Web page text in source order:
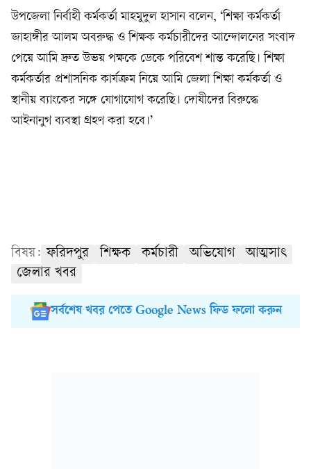
উপজেলা নির্বাহী কর্মকর্তা মাহমুদুল হাসান বলেন, ‘শিক্ষা কর্মকর্তা
জাহাঙ্গীর আলম অবরুদ্ধ ও শিক্ষক কর্মচারীদের আন্দোলনের সংবাদ
পেয়ে আমি দ্রুত উভয় পক্ষকে ডেকে পরিবেশ শান্ত করেছি। শিক্ষা
কর্মকর্তার প্রশাসনিক কার্যক্রম নিয়ে আমি জেলা শিক্ষা কর্মকর্তা ও
স্থানীয় ব্যাংকের সঙ্গে যোগাযোগ করেছি। দোষীদের বিরুদ্ধে
আইনানুগ ব্যবস্থা গ্রহণ করা হবে।’
বিষয়: ফরিদপুর শিক্ষক কর্মচারী অভিযোগ
আত্মসাৎ
জেলার খবর
সর্বশেষ খবর পেতে Google News ফিড ফলো করুন